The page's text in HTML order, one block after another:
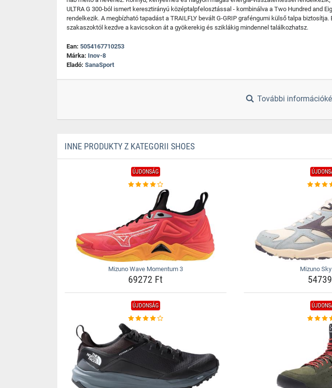
ULTRA G 300-ból ismert keresztirányú középtalpfelosztással - kombinálva a Two Hundred and
rendelkezik. A megbízható tapadást a TRAILFLY bevált G-GRIP graféngumi külső talpa
szakaszoktól kezdve a kavicsokon át a gyökerekig és sziklákig mindennel találkozhatsz.
Ean: 5054167710253
Márka: Inov-8
Eladó: SanaSport
További
INNE PRODUKTY Z KATEGORII SHOES
ÚJDONSÁG
Mizuno Wave Momentum 3
69272 Ft
Mizuno
ÚJDONSÁG